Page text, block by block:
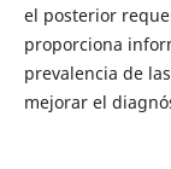
el posterior
proporciona
prevalencia de
mejorar el